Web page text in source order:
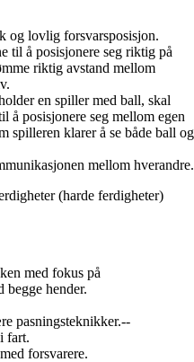
og lovlig forsvarsposisjon.
til å posisjonere seg riktig på
riktig avstand mellom
en spiller med ball, skal
å posisjonere seg mellom egen
spilleren klarer å se både ball og
mellom hverandre.
(harde ferdigheter)
med fokus på
begge hender.
pasningsteknikker.--
fart.
forsvarere.